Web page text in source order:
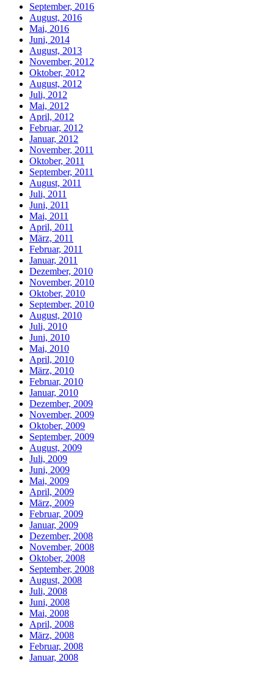
September, 2016
August, 2016
Mai, 2016
Juni, 2014
August, 2013
November, 2012
Oktober, 2012
August, 2012
Juli, 2012
Mai, 2012
April, 2012
Februar, 2012
Januar, 2012
November, 2011
Oktober, 2011
September, 2011
August, 2011
Juli, 2011
Juni, 2011
Mai, 2011
April, 2011
März, 2011
Februar, 2011
Januar, 2011
Dezember, 2010
November, 2010
Oktober, 2010
September, 2010
August, 2010
Juli, 2010
Juni, 2010
Mai, 2010
April, 2010
März, 2010
Februar, 2010
Januar, 2010
Dezember, 2009
November, 2009
Oktober, 2009
September, 2009
August, 2009
Juli, 2009
Juni, 2009
Mai, 2009
April, 2009
März, 2009
Februar, 2009
Januar, 2009
Dezember, 2008
November, 2008
Oktober, 2008
September, 2008
August, 2008
Juli, 2008
Juni, 2008
Mai, 2008
April, 2008
März, 2008
Februar, 2008
Januar, 2008